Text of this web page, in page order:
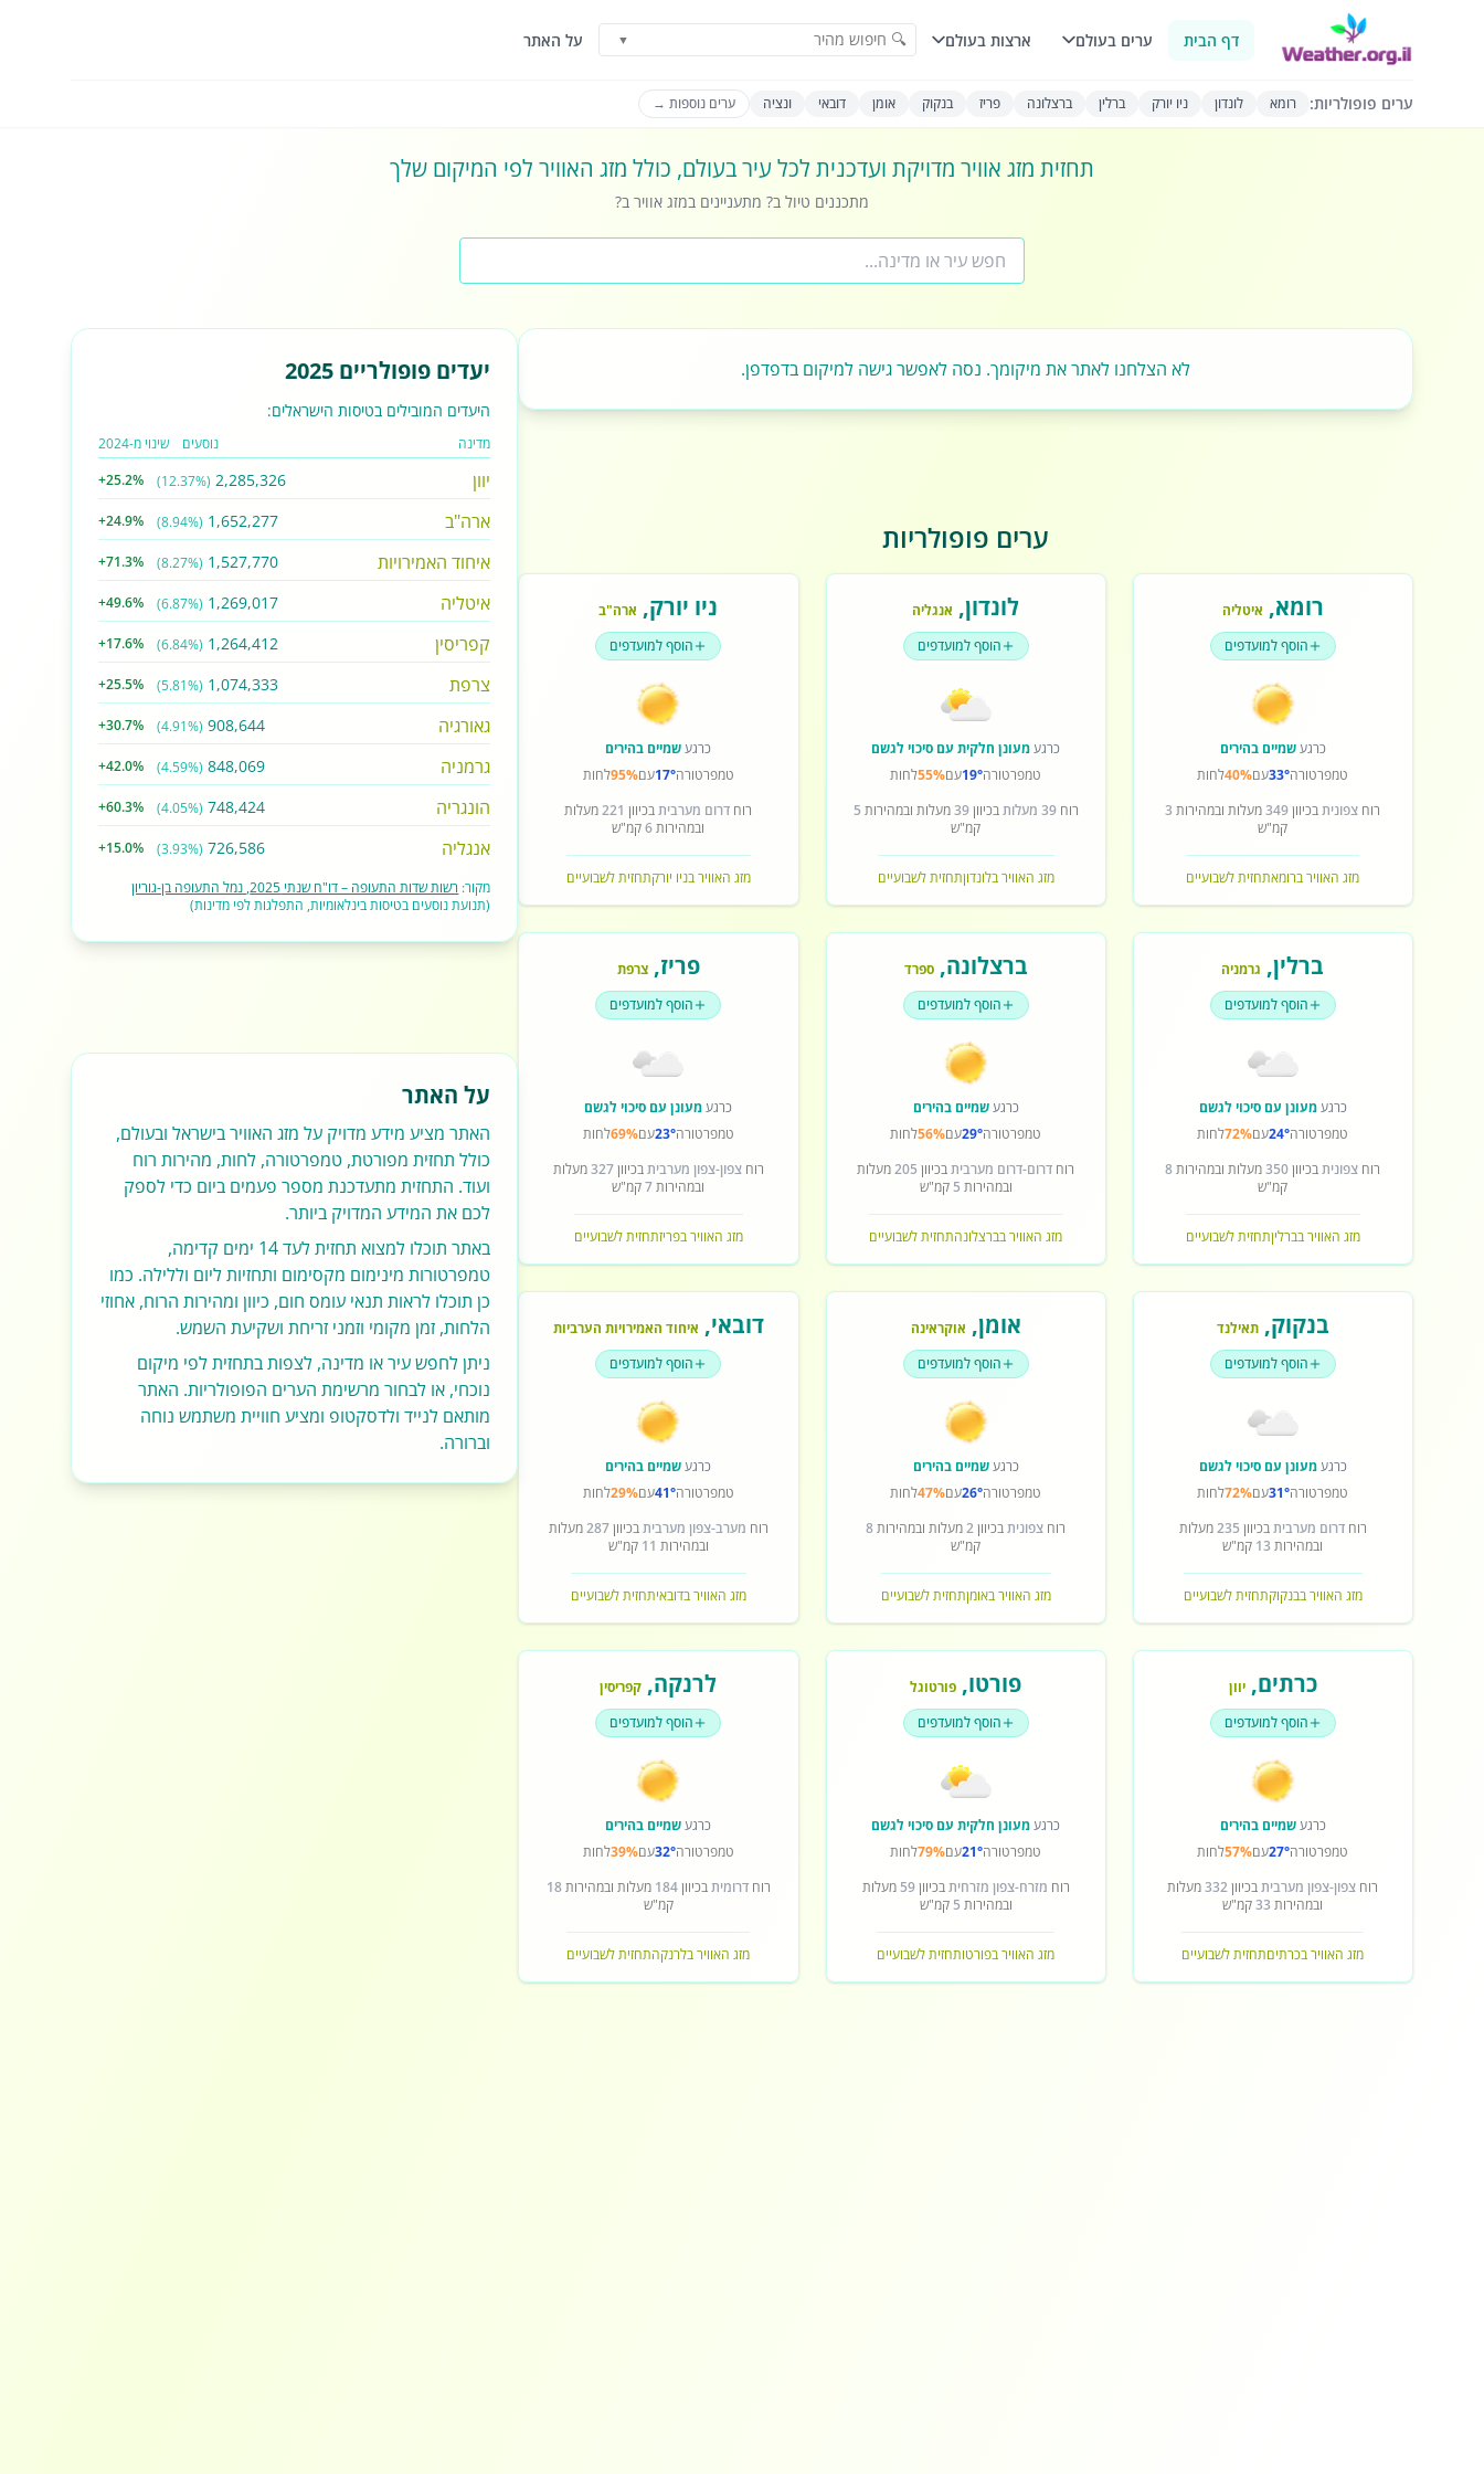
דף הבית ערים בעולם ארצות בעולם 🔍 חיפוש מהיר ▼ על האתר
ערים פופולריות: רומא לונדון ניו יורק ברלין ברצלונה פריז בנקוק אומן דובאי ונציה ערים נוספות →
תחזית מזג אוויר מדויקת ועדכנית לכל עיר בעולם, כולל מזג האוויר לפי המיקום שלך
מתכננים טיול ב? מתעניינים במזג אוויר ב?
לא הצלחנו לאתר את מיקומך. נסה לאפשר גישה למיקום בדפדפן.
ערים פופולריות
רומא, איטליה
הוסף למועדפים
כרגעשמיים בהירים
טמפרטורה33°עם40%לחות
רוח צפוניתבכיוון349מעלות ובמהירות 3
קמ"ש
מזג האוויר ברומאתחזית לשבועיים
לונדון, אנגליה
הוסף למועדפים
כרגעמעונן חלקית עם סיכוי לגשם
טמפרטורה19°עם55%לחות
רוח39 מעלות בכיוון39מעלות ובמהירות 5
קמ"ש
מזג האוויר בלונדוןתחזית לשבועיים
ניו יורק, ארה"ב
הוסף למועדפים
כרגעשמיים בהירים
טמפרטורה17°עם95%לחות
רוח דרום מערביתבכיוון 221מעלות
ובמהירות6קמ"ש
מזג האוויר בניו יורקתחזית לשבועיים
ברלין, גרמניה
הוסף למועדפים
כרגעמעונן עם סיכוי לגשם
טמפרטורה24°עם72%לחות
רוח צפוניתבכיוון350מעלות ובמהירות8
קמ"ש
מזג האוויר בברליןתחזית לשבועיים
ברצלונה,ספרד
הוסף למועדפים
כרגעשמיים בהירים
טמפרטורה29°עם56%לחות
רוח דרום-דרום מערביתבכיוון 205מעלות
ובמהירות 5 קמ"ש
מזג האוויר בברצלונהתחזית לשבועיים
פריז,צרפת
הוסף למועדפים
כרגעמעונן עם סיכוי לגשם
טמפרטורה23°עם69%לחות
רוחצפון-צפון מערביתבכיוון327מעלות
ובמהירות7קמ"ש
מזג האוויר בפריזתחזית לשבועיים
בנקוק,תאילנד
הוסף למועדפים
כרגעמעונן עם סיכוי לגשם
טמפרטורה31°עם72%לחות
רוחדרום מערביתבכיוון 235מעלות
ובמהירות 13 קמ"ש
מזג האוויר בבנקוקתחזית לשבועיים
אומן, אוקראינה
הוסף למועדפים
כרגעשמיים בהירים
טמפרטורה26°עם47%לחות
רוח צפוניתבכיוון2מעלות ובמהירות8
קמ"ש
מזג האוויר באומןתחזית לשבועיים
דובאי, איחוד האמירויות הערביות
הוסף למועדפים
כרגעשמיים בהירים
טמפרטורה41°עם29%לחות
רוח מערב-צפון מערביתבכיוון287מעלות
ובמהירות 11 קמ"ש
מזג האוויר בדובאיתחזית לשבועיים
כרתים,יוון
הוסף למועדפים
כרגעשמיים בהירים
טמפרטורה27°עם57%לחות
רוח צפון-צפון מערביתבכיוון332מעלות
ובמהירות 33קמ"ש
מזג האוויר בכרתיםתחזית לשבועיים
פורטו, פורטוגל
הוסף למועדפים
כרגעמעונן חלקית עם סיכוי לגשם
טמפרטורה21°עם79%לחות
רוח מזרח-צפון מזרחיתבכיוון59 מעלות
ובמהירות 5 קמ"ש
מזג האוויר בפורטותחזית לשבועיים
לרנקה, קפריסין
הוסף למועדפים
כרגעשמיים בהירים
טמפרטורה32°עם39%לחות
רוחדרומיתבכיוון184 מעלות ובמהירות18
קמ"ש
מזג האוויר בלרנקהתחזית לשבועיים
יעדים פופולריים 2025
היעדים המובילים בטיסות הישראלים:
מדינה נוסעים שינוי מ-2024
יוון 2,285,326
(12.37%)
+25.2%
ארה"ב 1,652,277
(8.94%)
+24.9%
איחוד האמירויות 1,527,770
(8.27%)
+71.3%
איטליה 1,269,017
(6.87%)
+49.6%
קפריסין 1,264,412
(6.84%)
+17.6%
צרפת 1,074,333
(5.81%)
+25.5%
גאורגיה 908,644
(4.91%)
+30.7%
גרמניה 848,069
(4.59%)
+42.0%
הונגריה 748,424
(4.05%)
+60.3%
אנגליה 726,586
(3.93%)
+15.0%
מקור: רשות שדות התעופה – דו"ח שנתי 2025, נמל התעופה בן-גוריון
(תנועת נוסעים בטיסות בינלאומיות, התפלגות לפי מדינות)
על האתר
האתר מציע מידע מדויק על מזג האוויר בישראל ובעולם,
כולל תחזית מפורטת, טמפרטורה, לחות, מהירות רוח
ועוד. התחזית מתעדכנת מספר פעמים ביום כדי לספק
לכם את המידע המדויק ביותר.
באתר תוכלו למצוא תחזית לעד 14 ימים קדימה,
טמפרטורות מינימום מקסימום ותחזיות ליום וללילה. כמו
כן תוכלו לראות תנאי עומס חום, כיוון ומהירות הרוח, אחוזי
הלחות, זמן מקומי וזמני זריחת ושקיעת השמש.
ניתן לחפש עיר או מדינה, לצפות בתחזית לפי מיקום
נוכחי, או לבחור מרשימת הערים הפופולריות. האתר
מותאם לנייד ולדסקטופ ומציע חוויית משתמש נוחה
וברורה.